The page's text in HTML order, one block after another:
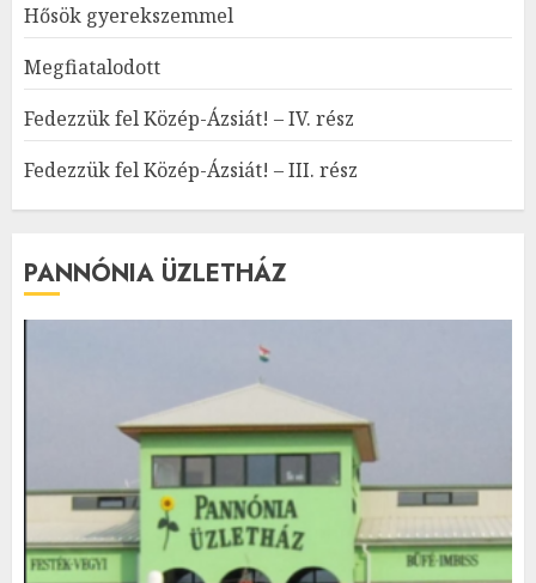
Hősök gyerekszemmel
Megfiatalodott
Fedezzük fel Közép-Ázsiát! – IV. rész
Fedezzük fel Közép-Ázsiát! – III. rész
PANNÓNIA ÜZLETHÁZ